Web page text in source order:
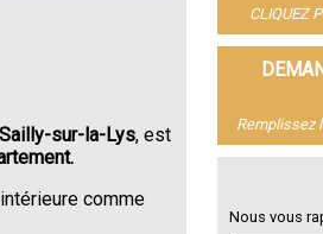
sur-la-Lys, est
comme
CLIQUEZ
Remplissez
Nous vous